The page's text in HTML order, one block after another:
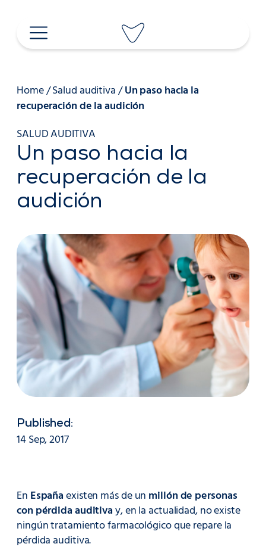
contenido
Home/Salud auditiva/Un paso hacia la
recuperación de la audición
SALUD AUDITIVA
Un paso hacia la
recuperación de la
audición
Published:
14 Sep, 2017
En Españaexisten más de un millón de personas
con pérdida auditivay, en la actualidad, no existe
ningún tratamiento farmacológico que repare la
pérdida auditiva.